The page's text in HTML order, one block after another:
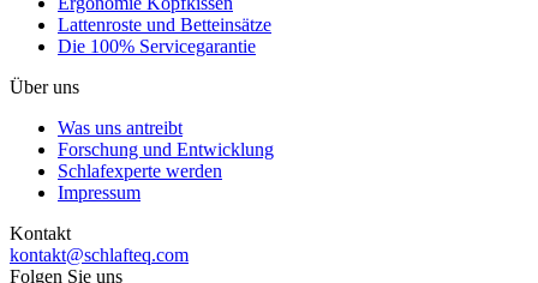
Lattenroste und Betteinsätze
Die 100% Servicegarantie
Über uns
Was uns antreibt
Forschung und Entwicklung
Schlafexperte werden
Impressum
Kontakt
kontakt@schlafteq.com
Folgen Sie uns